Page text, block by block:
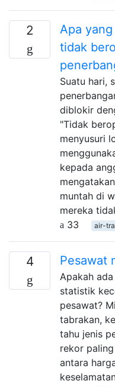
2
Apa
tidak
Suatu hari,
diblokir
"Tidak
menyusuri
kepada
muntah di
mereka
33
air-
4 Pesawat
Apakah
statistik
pesawat?
tabrakan,
tahu jenis
rekor
antara